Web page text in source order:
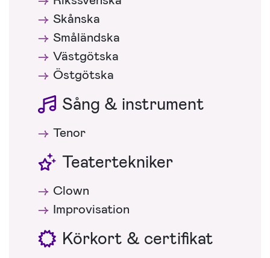
Skånska
Småländska
Västgötska
Östgötska
Sång & instrument
Tenor
Teatertekniker
Clown
Improvisation
Körkort & certifikat